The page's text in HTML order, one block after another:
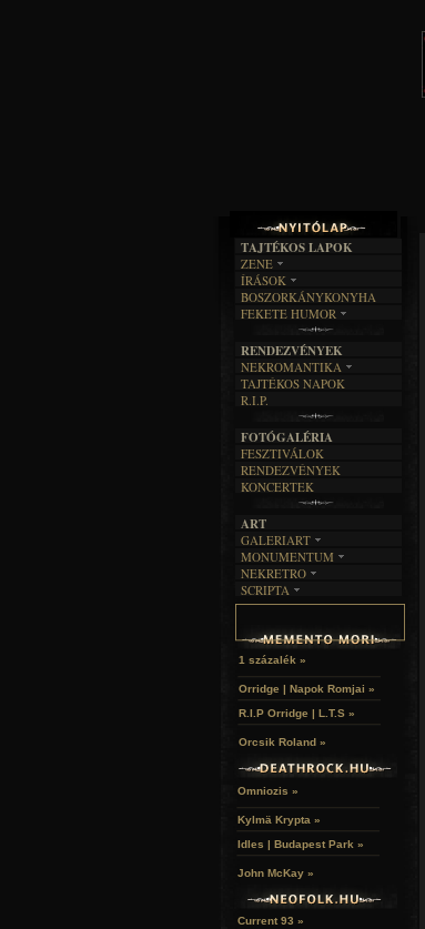
TAJTÉKOS LAPOK
ZENE
EGYÜTTESEK
INTERJÚK
FORDÍTÁSOK
DALSZÖVEGEK
ÍRÁSOK
IRODALOM
FILM
MŰVÉSZET
ÍRÁSTÖRTÉNET
BOSZORKÁNYKONYHA
FEKETE HUMOR
SZÖVEGES
RENDEZVÉNYEK
NEKROMANTIKA
AKTUÁLIS
A MÚLT
TAJTÉKOS NAPOK
R.I.P.
FOTÓGALÉRIA
FESZTIVÁLOK
RENDEZVÉNYEK
KONCERTEK
ART
GALERIART
ARTGALERI
KÉPREGÉNYEK
LAKÁSKULTS
MONUMENTUM
TEMETŐK
TEMPLOMOK
HELYEK
NEKRETRO
SZUBKULT
RELIKVIÁK
SCRIPTA
NOVELLÁK
HALÁLTÁNC
1 százalék »
Orridge | Napok Romjai »
R.I.P Orridge | L.T.S »
Orcsik Roland »
Omniozis »
Kylmä Krypta »
Idles | Budapest Park »
John McKay »
Current 93 »